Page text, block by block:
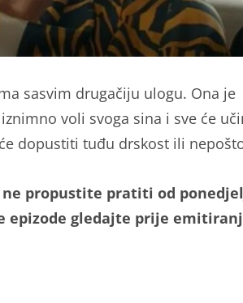
sasvim drugačiju ulogu. Ona je
voli svoga sina i sve će
dopustiti tuđu drskost ili
propustite pratiti od
epizode gledajte prije